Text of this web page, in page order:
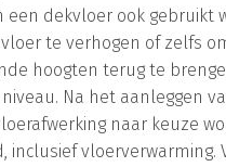
een dekvloer ook gebruikt
te verhogen of zelfs
hoogten terug te
Na het aanleggen
naar keuze
inclusief vloerverwarming.